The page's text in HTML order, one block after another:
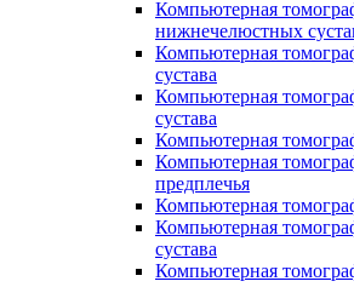
Компьютерная
нижнечелюстных
Компьютерная
сустава
Компьютерная
сустава
Компьютерная
Компьютерная
предплечья
Компьютерная
Компьютерная
сустава
Компьютерная